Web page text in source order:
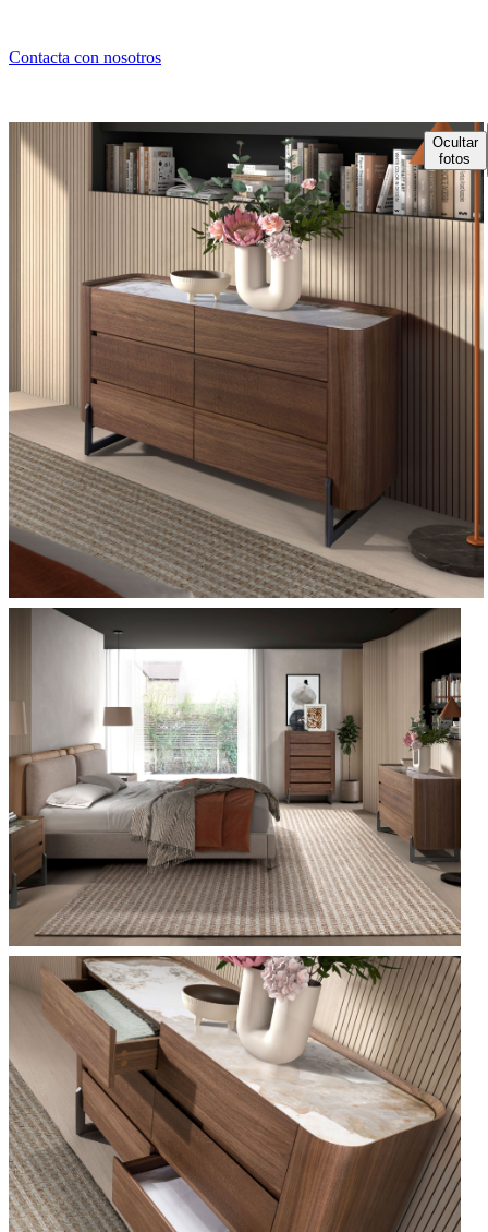
Contacta con nosotros
Ocultar
fotos